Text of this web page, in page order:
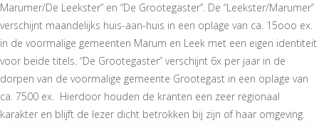
Marumer/De Leekster” en “De Grootegaster”. De “Leekster/Marumer”
verschijnt maandelijks huis-aan-huis in een oplage van ca. 15ooo ex.
in de voormalige gemeenten Marum en Leek met een eigen identiteit
voor beide titels. “De Grootegaster” verschijnt 6x per jaar in de
dorpen van de voormalige gemeente Grootegast in een oplage van
ca. 7500 ex. Hierdoor houden de kranten een zeer regionaal
karakter en blijft de lezer dicht betrokken bij zijn of haar omgeving.